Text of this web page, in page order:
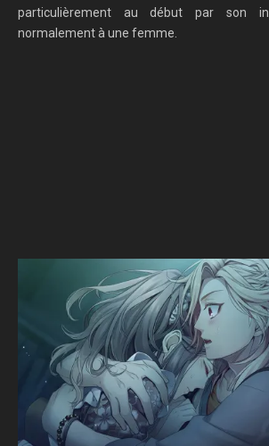
particulièrement au début par son
normalement à une femme.